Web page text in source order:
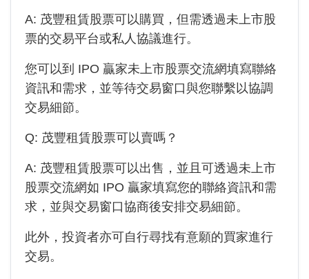
A: 茂豐租賃股票可以購買，但需透過未上市股
票的交易平台或私人協議進行。
您可以到 IPO 贏家未上市股票交流網填寫聯絡
資訊和需求，並等待交易窗口與您聯繫以協調
交易細節。
Q: 茂豐租賃股票可以賣嗎？
A: 茂豐租賃股票可以出售，並且可透過未上市
股票交流網如 IPO 贏家填寫您的聯絡資訊和需
求，並與交易窗口協商後安排交易細節。
此外，投資者亦可自行尋找有意願的買家進行
交易。